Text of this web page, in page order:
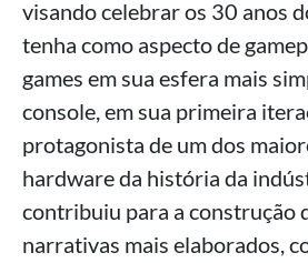
visando celebrar os 30 anos
tenha como aspecto de
games em sua esfera mais
console, em sua primeira
protagonista de um dos
hardware da história da
contribuiu para a construção
narrativas mais elaborados,